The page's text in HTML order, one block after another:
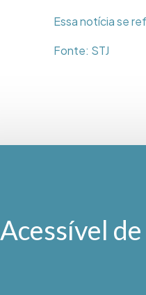
Essa notícia se
Fonte: STJ
Acessível